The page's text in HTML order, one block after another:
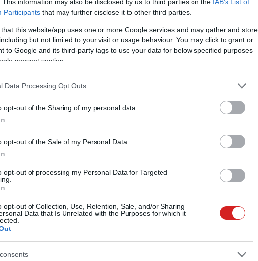
This information may also be disclosed by us to third parties on the IAB’s List of
Participants that may further disclose it to other third parties.
that this website/app uses one or more Google services and may gather and store
but not limited to your visit or usage behaviour. You may click to grant or
to Google and its third-party tags to use your data for below specified purposes
consent section.
Data Processing Opt Outs
opt-out of the Sharing of my personal data.
opt-out of the Sale of my Personal Data.
opt-out of processing my Personal Data for Targeted
opt-out of Collection, Use, Retention, Sale, and/or Sharing
Data that Is Unrelated with the Purposes for which it
X pedig vastagabb, mint egy iPhone 5.
az iPhone-okkal
iPhone 6S és iPhone 5S készüléken fagy le a Telefon app.
az iOS 10 nyilvános bétája
az iPhone 6-ot is
vettünk az iPhone-hackeléshez
13:01